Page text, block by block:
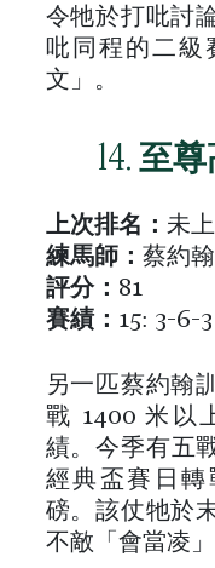
令牠於打吡討
吡同程的二級
文」。
14. 至
上次排名： 未
練馬師： 蔡約翰
評分： 81
賽績： 15: 3-6-3
另一匹蔡約翰
戰 1400 米以
績。今季有五
經典盃賽日轉
磅。該仗牠於
不敵「會當凌」